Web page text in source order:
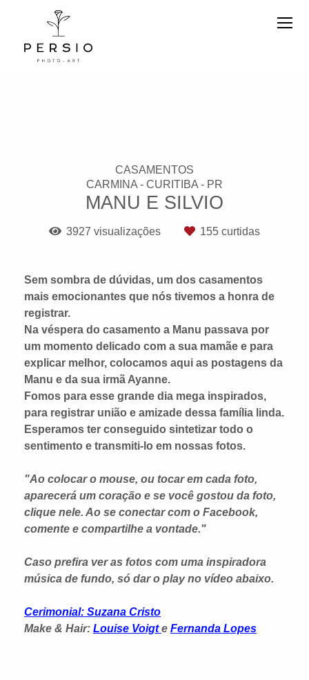
CASAMENTOS
CARMINA - CURITIBA - PR
MANU E SILVIO
3927 visualizações 155 curtidas
Sem sombra de dúvidas, um dos casamentos
mais emocionantes que nós tivemos a honra de
registrar.
Na véspera do casamento a Manu passava por
um momento delicado com a sua mamãe e para
explicar melhor, colocamos aqui as postagens da
Manu e da sua irmã Ayanne.
Fomos para esse grande dia mega inspirados,
para registrar união e amizade dessa família linda.
Esperamos ter conseguido sintetizar todo o
sentimento e transmiti-lo em nossas fotos.
"Ao colocar o mouse, ou tocar em cada foto,
aparecerá um coração e se você gostou da foto,
clique nele. Ao se conectar com o Facebook,
comente e compartilhe a vontade."
Caso prefira ver as fotos com uma inspiradora
música de fundo, só dar o play no vídeo abaixo.
Cerimonial: Suzana Cristo
Make & Hair: Louise Voigte Fernanda Lopes